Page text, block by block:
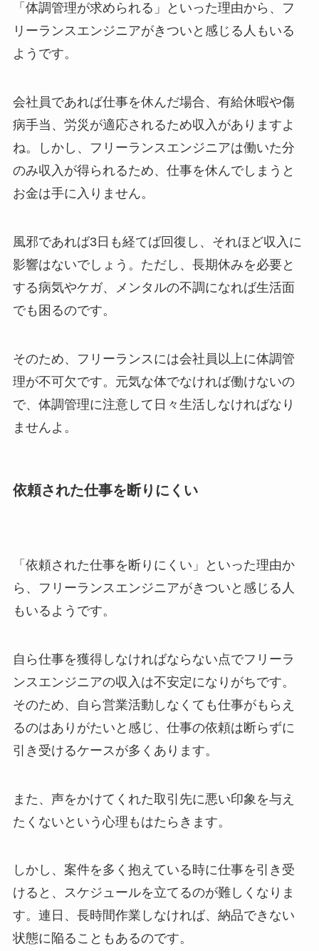
「体調管理が求められる」といった理由から、フ
リーランスエンジニアがきついと感じる人もいる
ようです。
会社員であれば仕事を休んだ場合、有給休暇や傷
病手当、労災が適応されるため収入がありますよ
ね。しかし、フリーランスエンジニアは働いた分
のみ収入が得られるため、仕事を休んでしまうと
お金は手に入りません。
風邪であれば3日も経てば回復し、それほど収入に
影響はないでしょう。ただし、長期休みを必要と
する病気やケガ、メンタルの不調になれば生活面
でも困るのです。
そのため、フリーランスには会社員以上に体調管
理が不可欠です。元気な体でなければ働けないの
で、体調管理に注意して日々生活しなければなり
ませんよ。
依頼された仕事を断りにくい
「依頼された仕事を断りにくい」といった理由か
ら、フリーランスエンジニアがきついと感じる人
もいるようです。
自ら仕事を獲得しなければならない点でフリーラ
ンスエンジニアの収入は不安定になりがちです。
そのため、自ら営業活動しなくても仕事がもらえ
るのはありがたいと感じ、仕事の依頼は断らずに
引き受けるケースが多くあります。
また、声をかけてくれた取引先に悪い印象を与え
たくないという心理もはたらきます。
しかし、案件を多く抱えている時に仕事を引き受
けると、スケジュールを立てるのが難しくなりま
す。連日、長時間作業しなければ、納品できない
状態に陥ることもあるのです。